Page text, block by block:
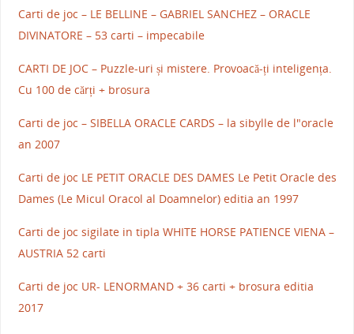
Carti de joc – LE BELLINE – GABRIEL SANCHEZ – ORACLE
DIVINATORE – 53 carti – impecabile
CARTI DE JOC – Puzzle-uri și mistere. Provoacă-ți inteligența.
Cu 100 de cărți + brosura
Carti de joc – SIBELLA ORACLE CARDS – la sibylle de l"oracle
an 2007
Carti de joc LE PETIT ORACLE DES DAMES Le Petit Oracle des
Dames (Le Micul Oracol al Doamnelor) editia an 1997
Carti de joc sigilate in tipla WHITE HORSE PATIENCE VIENA –
AUSTRIA 52 carti
Carti de joc UR- LENORMAND + 36 carti + brosura editia
2017